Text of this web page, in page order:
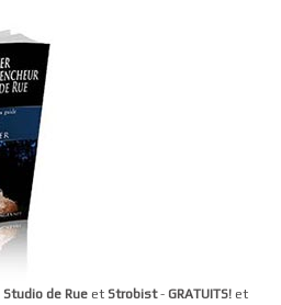
Studio de Rue et Strobist- GRATUITS! et